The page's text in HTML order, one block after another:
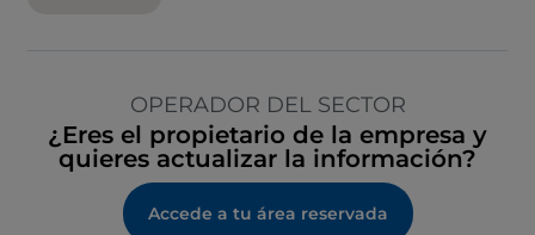
OPERADOR DEL SECTOR
¿Eres el propietario de la empresa y
quieres actualizar la información?
Accede a tu área reservada